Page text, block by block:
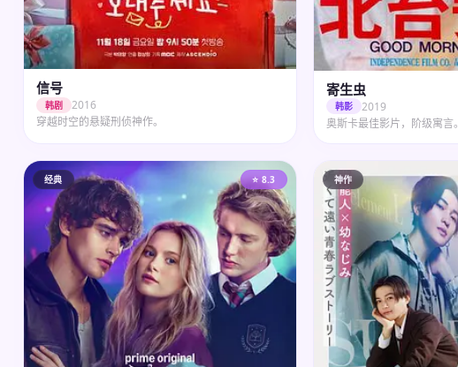
信号
韩剧
2016
穿越时空的悬疑刑侦神作。
寄生虫
韩影
2019
奥斯卡最佳影片，阶级寓言。
经典 ⭐ 8.3 神作